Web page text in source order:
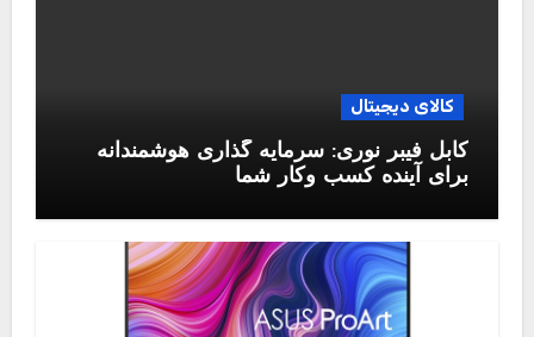
کالای دیجیتال
کابل فیبر نوری: سرمایه گذاری هوشمندانه
برای آینده کسب وکار شما